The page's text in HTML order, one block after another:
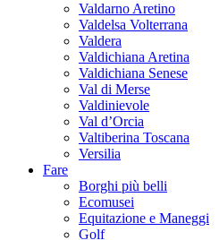
Valdarno Aretino
Valdelsa Volterrana
Valdera
Valdichiana Aretina
Valdichiana Senese
Val di Merse
Valdinievole
Val d’Orcia
Valtiberina Toscana
Versilia
Fare
Borghi più belli
Ecomusei
Equitazione e Maneggi
Golf